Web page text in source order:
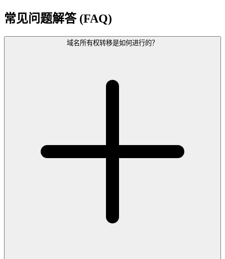
常见问题解答 (FAQ)
域名所有权转移是如何进行的？